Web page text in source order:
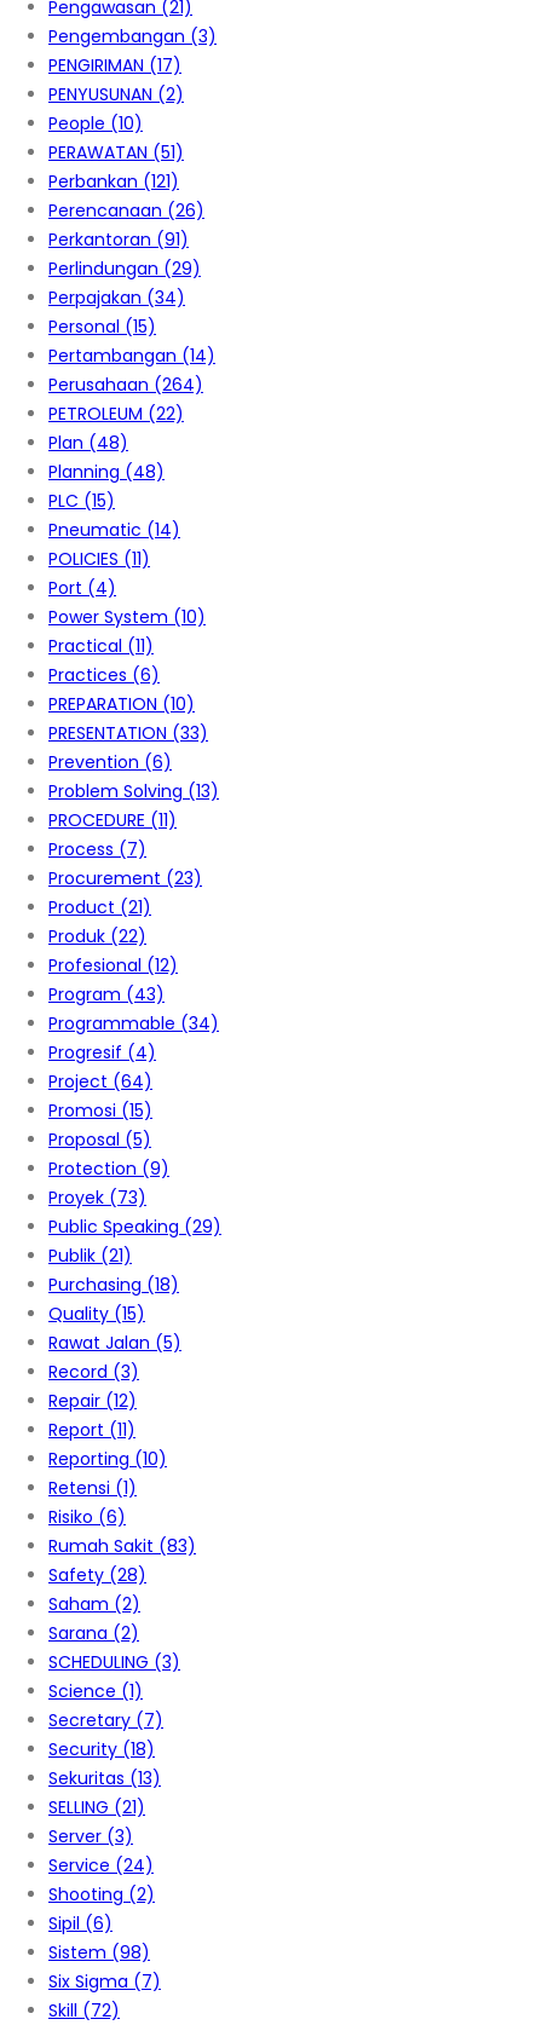
Pengawasan (21)
Pengembangan (3)
PENGIRIMAN (17)
PENYUSUNAN (2)
People (10)
PERAWATAN (51)
Perbankan (121)
Perencanaan (26)
Perkantoran (91)
Perlindungan (29)
Perpajakan (34)
Personal (15)
Pertambangan (14)
Perusahaan (264)
PETROLEUM (22)
Plan (48)
Planning (48)
PLC (15)
Pneumatic (14)
POLICIES (11)
Port (4)
Power System (10)
Practical (11)
Practices (6)
PREPARATION (10)
PRESENTATION (33)
Prevention (6)
Problem Solving (13)
PROCEDURE (11)
Process (7)
Procurement (23)
Product (21)
Produk (22)
Profesional (12)
Program (43)
Programmable (34)
Progresif (4)
Project (64)
Promosi (15)
Proposal (5)
Protection (9)
Proyek (73)
Public Speaking (29)
Publik (21)
Purchasing (18)
Quality (15)
Rawat Jalan (5)
Record (3)
Repair (12)
Report (11)
Reporting (10)
Retensi (1)
Risiko (6)
Rumah Sakit (83)
Safety (28)
Saham (2)
Sarana (2)
SCHEDULING (3)
Science (1)
Secretary (7)
Security (18)
Sekuritas (13)
SELLING (21)
Server (3)
Service (24)
Shooting (2)
Sipil (6)
Sistem (98)
Six Sigma (7)
Skill (72)